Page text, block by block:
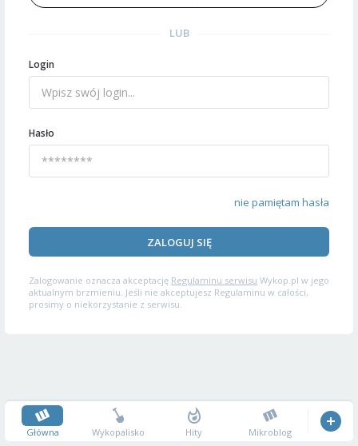
LUB
Login
Hasło
nie pamiętam hasła
ZALOGUJ SIĘ
Zalogowanie oznacza akceptację Regulaminu serwisu Wykop.pl w jego
aktualnym brzmieniu. Jeśli nie akceptujesz Regulaminu w całości,
prosimy o niekorzystanie z serwisu.
Główna Wykopalisko Hity Mikroblog